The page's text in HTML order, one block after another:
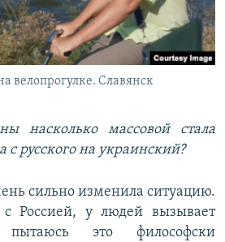
велопрогулке. Славянск
насколько массовой стала
с русского на украинский?
сильно изменила ситуацию.
с Россией, у людей вызывает
это философски